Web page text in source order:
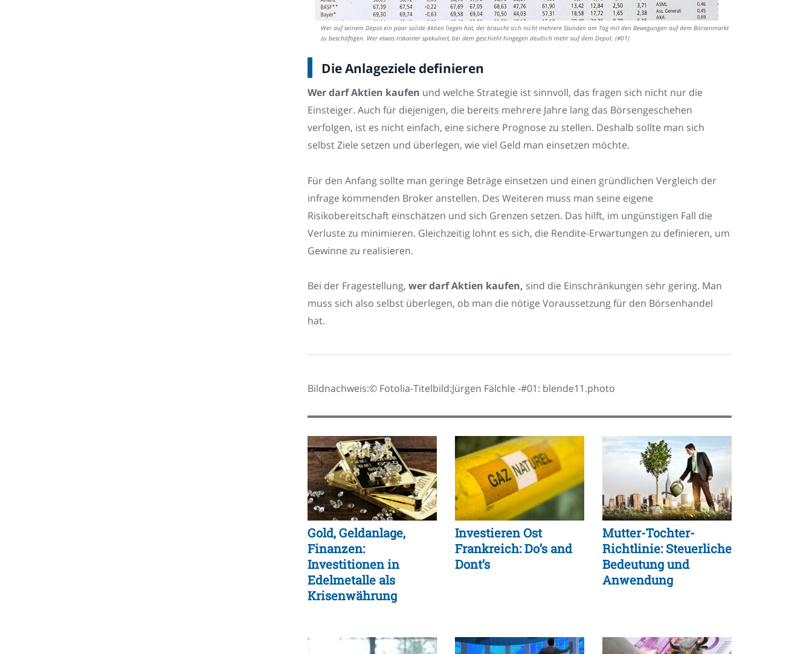
Wer auf seinem Depot ein paar solide Aktien liegen hat, der braucht sich nicht mehrere Stunden am Tag mit den Bewegungen auf dem Börsenmarkt
zu beschäftigen. Wer etwas riskanter spekuliert, bei dem geschieht hingegen deutlich mehr auf dem Depot. (#01)
Die Anlageziele definieren
Wer darf Aktien kaufen und welche Strategie ist sinnvoll, das fragen sich nicht nur die
Einsteiger. Auch für diejenigen, die bereits mehrere Jahre lang das Börsengeschehen
verfolgen, ist es nicht einfach, eine sichere Prognose zu stellen. Deshalb sollte man sich
selbst Ziele setzen und überlegen, wie viel Geld man einsetzen möchte.
Für den Anfang sollte man geringe Beträge einsetzen und einen gründlichen Vergleich der
infrage kommenden Broker anstellen. Des Weiteren muss man seine eigene
Risikobereitschaft einschätzen und sich Grenzen setzen. Das hilft, im ungünstigen Fall die
Verluste zu minimieren. Gleichzeitig lohnt es sich, die Rendite-Erwartungen zu definieren, um
Gewinne zu realisieren.
Bei der Fragestellung, wer darf Aktien kaufen, sind die Einschränkungen sehr gering. Man
muss sich also selbst überlegen, ob man die nötige Voraussetzung für den Börsenhandel
hat.
Bildnachweis:© Fotolia-Titelbild:Jürgen Fälchle -#01: blende11.photo
Gold, Geldanlage,
Finanzen:
Investitionen in
Edelmetalle als
Krisenwährung
Investieren Ost
Frankreich: Do’s and
Dont’s
Mutter-Tochter-
Richtlinie: Steuerliche
Bedeutung und
Anwendung